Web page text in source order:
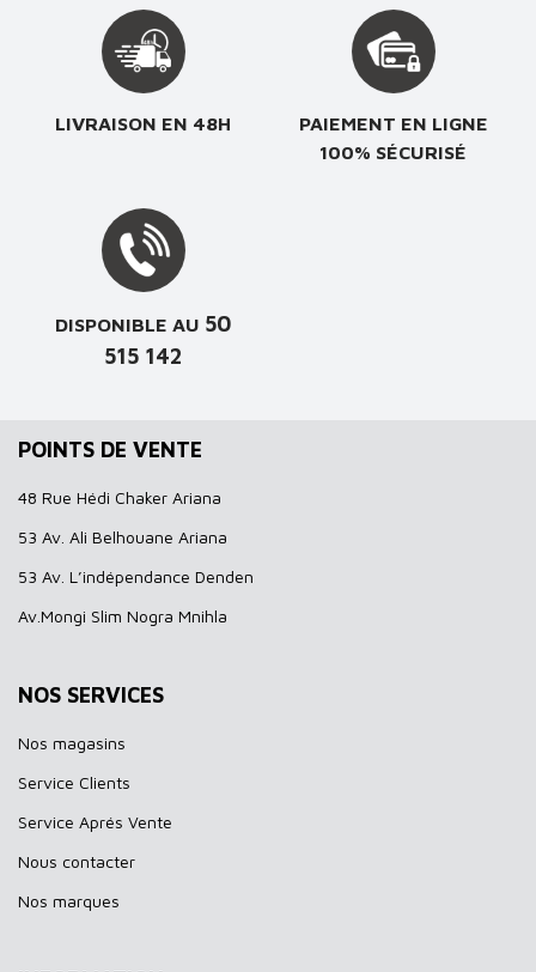
LIVRAISON EN 48H
PAIEMENT EN LIGNE
100% SÉCURISÉ
DISPONIBLE AU 50
515 142
POINTS DE VENTE
48 Rue Hédi Chaker Ariana
53 Av. Ali Belhouane Ariana
53 Av. L’indépendance Denden
Av.Mongi Slim Nogra Mnihla
NOS SERVICES
Nos magasins
Service Clients
Service Aprés Vente
Nous contacter
Nos marques